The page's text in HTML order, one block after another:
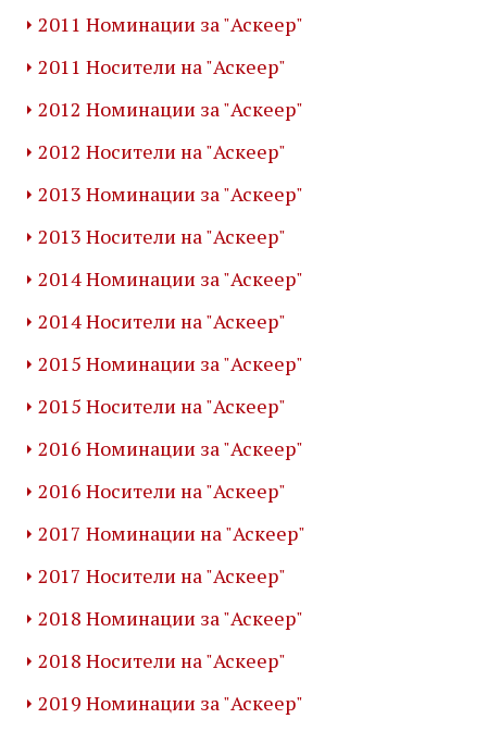
2011 Номинации за "Аскеер"
2011 Носители на "Аскеер"
2012 Номинации за "Аскеер"
2012 Носители на "Аскеер"
2013 Номинации за "Аскеер"
2013 Носители на "Аскеер"
2014 Номинации за "Аскеер"
2014 Носители на "Аскеер"
2015 Номинации за "Аскеер"
2015 Носители на "Аскеер"
2016 Номинации за "Аскеер"
2016 Носители на "Аскеер"
2017 Номинации на "Аскеер"
2017 Носители на "Аскеер"
2018 Номинации за "Аскеер"
2018 Носители на "Аскеер"
2019 Номинации за "Аскеер"